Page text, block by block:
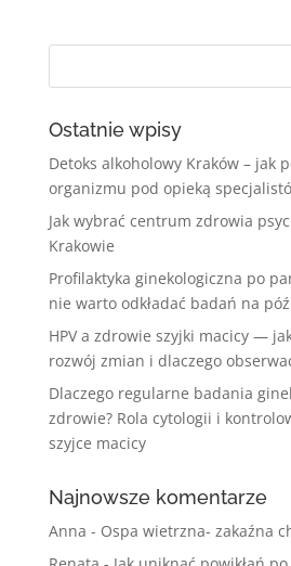
Ostatnie wpisy
Detoks alkoholowy Kraków – jak
organizmu pod opieką
Jak wybrać centrum zdrowia
Krakowie
Profilaktyka ginekologiczna po
nie warto odkładać badań na
HPV a zdrowie szyjki macicy —
rozwój zmian i dlaczego
Dlaczego regularne badania
zdrowie? Rola cytologii i
szyjce macicy
Najnowsze komentarze
Anna - Ospa wietrzna- zakaźna